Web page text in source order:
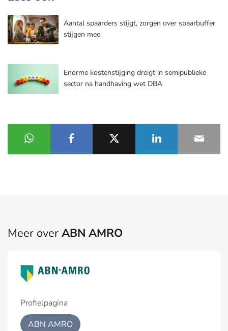
Aantal spaarders stijgt, zorgen over spaarbuffer
stijgen mee
Enorme kostenstijging dreigt in semipublieke
sector na handhaving wet DBA
Meer over ABN AMRO
Profielpagina
ABN AMRO